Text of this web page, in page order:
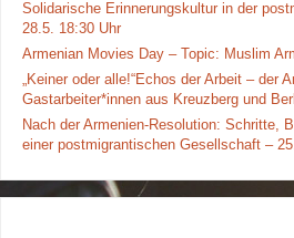
Solidarische Erinnerungskultur in der
28.5. 18:30 Uhr
Armenian Movies Day – Topic: Muslim
„Keiner oder alle!“Echos der Arbeit – der
Gastarbeiter*innen aus Kreuzberg und
Nach der Armenien-Resolution: Schritte,
einer postmigrantischen Gesellschaft –